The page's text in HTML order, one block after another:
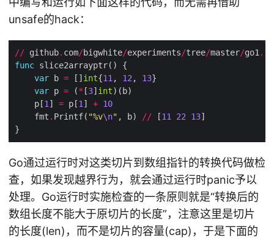
unsafe的hack：
// github. com/bigwhite/experiments/tree/master/go1. 17
func
var b = [] int{11, 12, 13
var p = (* [3] int
    p[
1] = p[1] + 10
    fmt
. Printf( "%v\n" , b) // [11 22 13
Go通过运行时对这类切片到数组指针的转换代码做检
查，如果发现越界行为，就会通过运行时panic予以
处理。Go运行时实施检查的一条原则就是“转换后的
数组长度不能大于原切片的长度”，注意这里是切片
的长度(len)，而不是切片的容量(cap)，于是下面的